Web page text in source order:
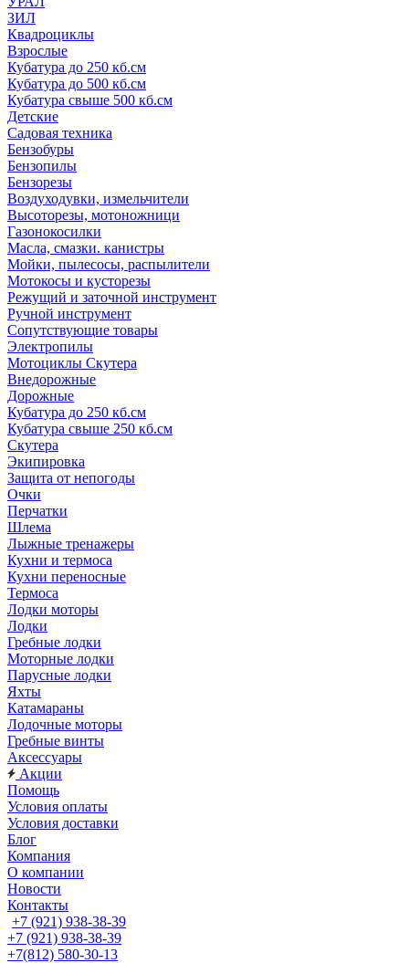
ЗИЛ
Квадроциклы
Взрослые
Кубатура до 250 кб.см
Кубатура до 500 кб.см
Кубатура свыше 500 кб.см
Детские
Садовая техника
Бензобуры
Бензопилы
Бензорезы
Воздуходувки, измельчители
Высоторезы, мотоножници
Газонокосилки
Масла, смазки. канистры
Мойки, пылесосы, распылители
Мотокосы и кусторезы
Режущий и заточной инструмент
Ручной инструмент
Сопутствующие товары
Электропилы
Мотоциклы Скутера
Внедорожные
Дорожные
Кубатура до 250 кб.см
Кубатура свыше 250 кб.см
Скутера
Экипировка
Защита от непогоды
Очки
Перчатки
Шлема
Лыжные тренажеры
Кухни и термоса
Кухни переносные
Термоса
Лодки моторы
Лодки
Гребные лодки
Моторные лодки
Парусные лодки
Яхты
Катамараны
Лодочные моторы
Гребные винты
Аксессуары
Акции
Помощь
Условия оплаты
Условия доставки
Блог
Компания
О компании
Новости
Контакты
+7 (921) 938-38-39
+7 (921) 938-38-39
+7(812) 580-30-13